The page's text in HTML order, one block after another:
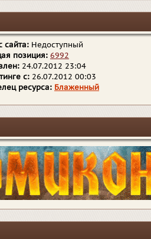
сайта: Недоступный
позиция: 6992
24.07.2012 23:04
с: 26.07.2012 00:03
ресурса: Блаженный